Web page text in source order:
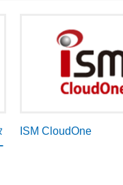
ISM CloudOne